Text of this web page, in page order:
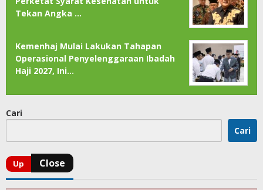
Tekan Angka …
Kemenhaj Mulai Lakukan Tahapan
Operasional Penyelenggaraan Ibadah
Haji 2027, Ini…
Cari
Cari